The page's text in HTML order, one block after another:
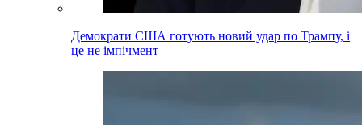
Демократи США готують новий удар по Трампу, і
це не імпічмент